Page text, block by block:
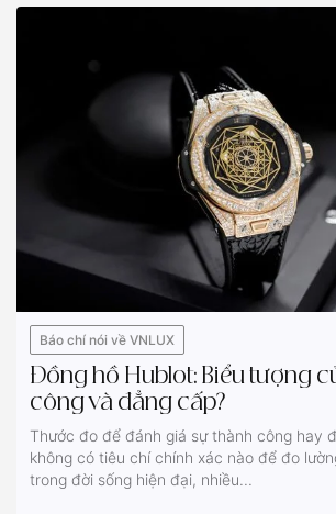
Báo chí nói về VNLUX
Đồng hồ Hublot: Biểu tượng
công và đẳng cấp?
Thước đo để đánh giá sự thành công hay
không có tiêu chí chính xác nào để đo
trong đời sống hiện đại, nhiều...